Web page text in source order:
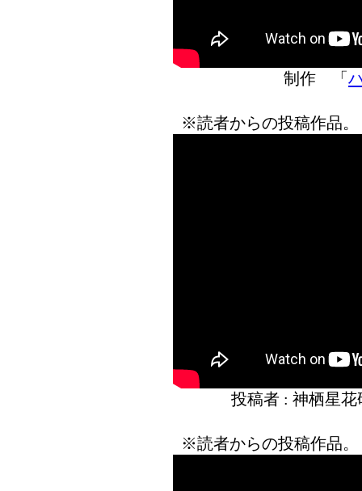
制作 「
※読者からの投稿作品
投稿者 : 神栖星
※読者からの投稿作品